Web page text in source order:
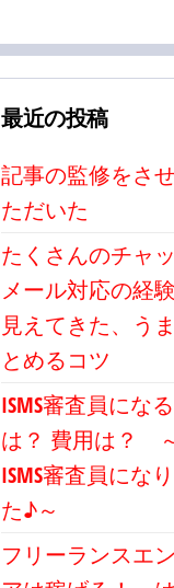
最近の投稿
記事の監修をさ
ただいた
たくさんのチャ
メール対応の経
見えてきた、う
とめるコツ
ISMS審査員にな
は？ 費用は？
ISMS審査員にな
た♪～
フリーランスエ